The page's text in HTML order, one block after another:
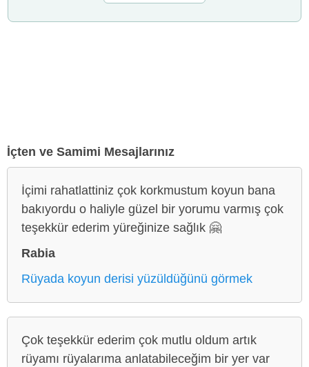
İçten ve Samimi Mesajlarınız
İçimi rahatlattiniz çok korkmustum koyun bana
bakıyordu o haliyle güzel bir yorumu varmış çok
teşekkür ederim yüreğinize sağlık 🤗
Rabia
Rüyada koyun derisi yüzüldüğünü görmek
Çok teşekkür ederim çok mutlu oldum artık
rüyamı rüyalarıma anlatabileceğim bir yer var